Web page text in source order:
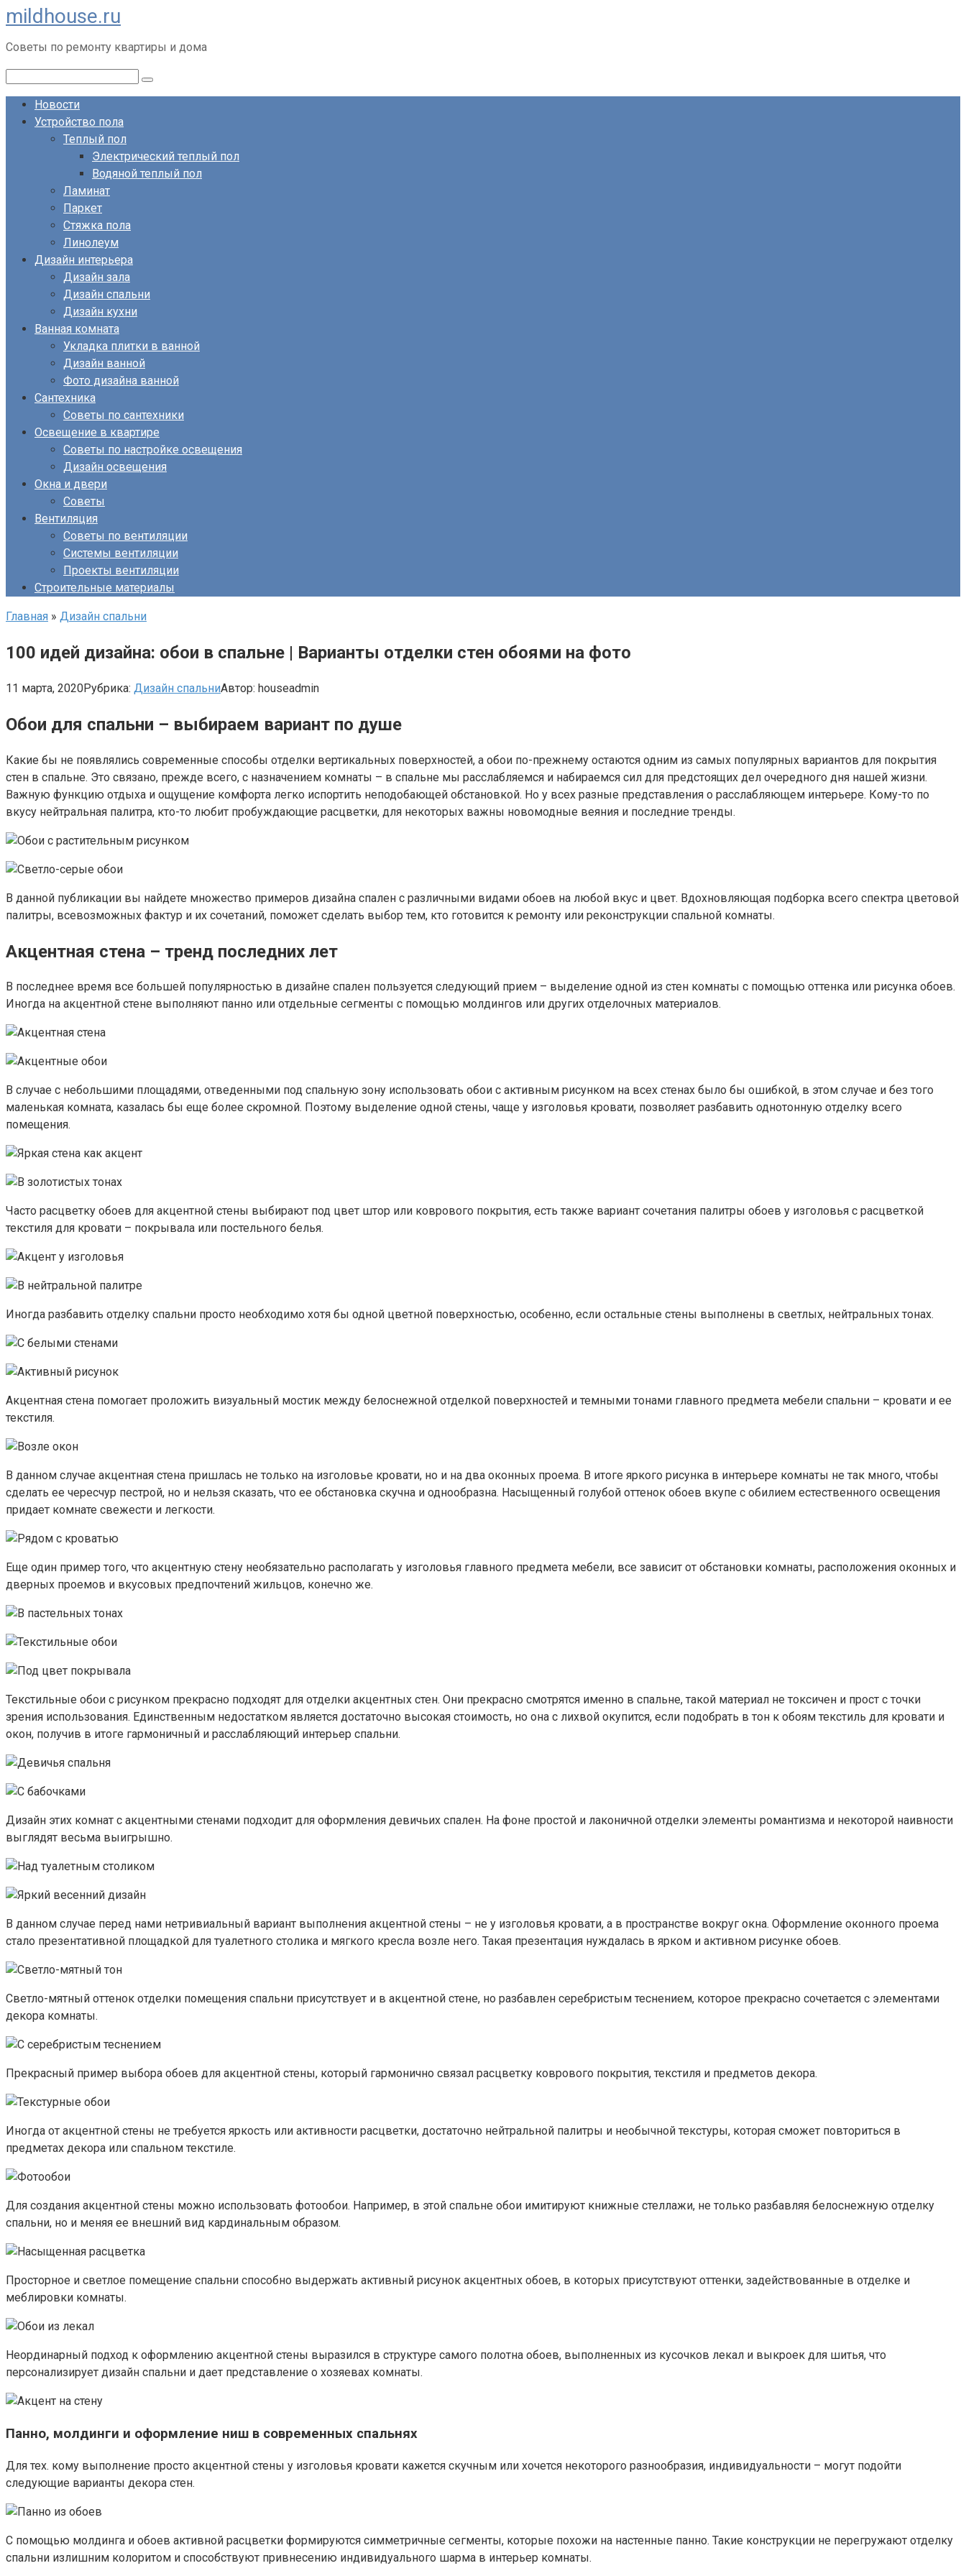
Перейти
к
контенту
mildhouse.ru
Советы по ремонту квартиры и дома
Новости
Устройство пола
Теплый пол
Электрический теплый пол
Водяной теплый пол
Ламинат
Паркет
Стяжка пола
Линолеум
Дизайн интерьера
Дизайн зала
Дизайн спальни
Дизайн кухни
Ванная комната
Укладка плитки в ванной
Дизайн ванной
Фото дизайна ванной
Сантехника
Советы по сантехники
Освещение в квартире
Советы по настройке освещения
Дизайн освещения
Окна и двери
Советы
Вентиляция
Советы по вентиляции
Системы вентиляции
Проекты вентиляции
Строительные материалы
Главная » Дизайн спальни
100 идей дизайна: обои в спальне | Варианты отделки стен обоями на фото
11 марта, 2020Рубрика: Дизайн спальниАвтор: houseadmin
Обои для спальни – выбираем вариант по душе
Какие бы не появлялись современные способы отделки вертикальных поверхностей, а обои по-прежнему остаются одним из самых популярных вариантов для покрытия
стен в спальне. Это связано, прежде всего, с назначением комнаты – в спальне мы расслабляемся и набираемся сил для предстоящих дел очередного дня нашей жизни.
Важную функцию отдыха и ощущение комфорта легко испортить неподобающей обстановкой. Но у всех разные представления о расслабляющем интерьере. Кому-то по
вкусу нейтральная палитра, кто-то любит пробуждающие расцветки, для некоторых важны новомодные веяния и последние тренды.
В данной публикации вы найдете множество примеров дизайна спален с различными видами обоев на любой вкус и цвет. Вдохновляющая подборка всего спектра цветовой
палитры, всевозможных фактур и их сочетаний, поможет сделать выбор тем, кто готовится к ремонту или реконструкции спальной комнаты.
Акцентная стена – тренд последних лет
В последнее время все большей популярностью в дизайне спален пользуется следующий прием – выделение одной из стен комнаты с помощью оттенка или рисунка обоев.
Иногда на акцентной стене выполняют панно или отдельные сегменты с помощью молдингов или других отделочных материалов.
В случае с небольшими площадями, отведенными под спальную зону использовать обои с активным рисунком на всех стенах было бы ошибкой, в этом случае и без того
маленькая комната, казалась бы еще более скромной. Поэтому выделение одной стены, чаще у изголовья кровати, позволяет разбавить однотонную отделку всего
помещения.
Часто расцветку обоев для акцентной стены выбирают под цвет штор или коврового покрытия, есть также вариант сочетания палитры обоев у изголовья с расцветкой
текстиля для кровати – покрывала или постельного белья.
Иногда разбавить отделку спальни просто необходимо хотя бы одной цветной поверхностью, особенно, если остальные стены выполнены в светлых, нейтральных тонах.
Акцентная стена помогает проложить визуальный мостик между белоснежной отделкой поверхностей и темными тонами главного предмета мебели спальни – кровати и ее
текстиля.
В данном случае акцентная стена пришлась не только на изголовье кровати, но и на два оконных проема. В итоге яркого рисунка в интерьере комнаты не так много, чтобы
сделать ее чересчур пестрой, но и нельзя сказать, что ее обстановка скучна и однообразна. Насыщенный голубой оттенок обоев вкупе с обилием естественного освещения
придает комнате свежести и легкости.
Еще один пример того, что акцентную стену необязательно располагать у изголовья главного предмета мебели, все зависит от обстановки комнаты, расположения оконных и
дверных проемов и вкусовых предпочтений жильцов, конечно же.
Текстильные обои с рисунком прекрасно подходят для отделки акцентных стен. Они прекрасно смотрятся именно в спальне, такой материал не токсичен и прост с точки
зрения использования. Единственным недостатком является достаточно высокая стоимость, но она с лихвой окупится, если подобрать в тон к обоям текстиль для кровати и
окон, получив в итоге гармоничный и расслабляющий интерьер спальни.
Дизайн этих комнат с акцентными стенами подходит для оформления девичьих спален. На фоне простой и лаконичной отделки элементы романтизма и некоторой наивности
выглядят весьма выигрышно.
В данном случае перед нами нетривиальный вариант выполнения акцентной стены – не у изголовья кровати, а в пространстве вокруг окна. Оформление оконного проема
стало презентативной площадкой для туалетного столика и мягкого кресла возле него. Такая презентация нуждалась в ярком и активном рисунке обоев.
Светло-мятный оттенок отделки помещения спальни присутствует и в акцентной стене, но разбавлен серебристым теснением, которое прекрасно сочетается с элементами
декора комнаты.
Прекрасный пример выбора обоев для акцентной стены, который гармонично связал расцветку коврового покрытия, текстиля и предметов декора.
Иногда от акцентной стены не требуется яркость или активности расцветки, достаточно нейтральной палитры и необычной текстуры, которая сможет повториться в
предметах декора или спальном текстиле.
Для создания акцентной стены можно использовать фотообои. Например, в этой спальне обои имитируют книжные стеллажи, не только разбавляя белоснежную отделку
спальни, но и меняя ее внешний вид кардинальным образом.
Просторное и светлое помещение спальни способно выдержать активный рисунок акцентных обоев, в которых присутствуют оттенки, задействованные в отделке и
меблировки комнаты.
Неординарный подход к оформлению акцентной стены выразился в структуре самого полотна обоев, выполненных из кусочков лекал и выкроек для шитья, что
персонализирует дизайн спальни и дает представление о хозяевах комнаты.
Панно, молдинги и оформление ниш в современных спальнях
Для тех. кому выполнение просто акцентной стены у изголовья кровати кажется скучным или хочется некоторого разнообразия, индивидуальности – могут подойти
следующие варианты декора стен.
С помощью молдинга и обоев активной расцветки формируются симметричные сегменты, которые похожи на настенные панно. Такие конструкции не перегружают отделку
спальни излишним колоритом и способствуют привнесению индивидуального шарма в интерьер комнаты.